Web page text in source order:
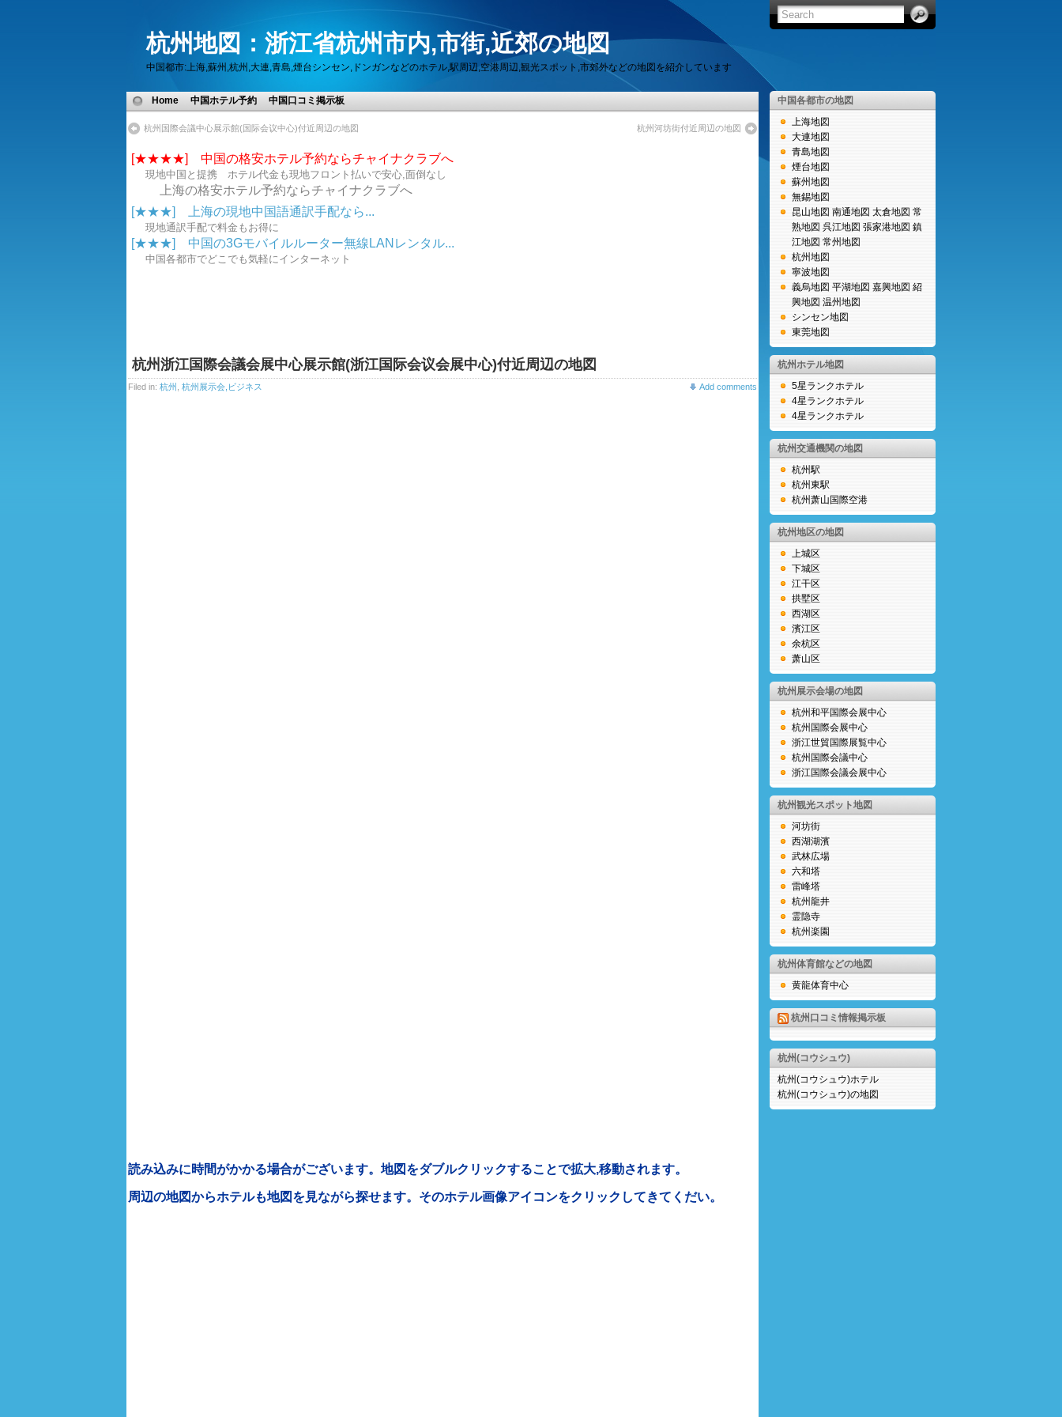
杭州地図：浙江省杭州市内,市街,近郊の地図
中国都市:上海,蘇州,杭州,大連,青島,煙台シンセン,ドンガンなどのホテル,駅周辺,空港周辺,観光スポット,市郊外などの地図を紹介しています
Home 中国ホテル予約 中国口コミ掲示板
杭州国際会議中心展示館(国际会议中心)付近周辺の地図 杭州河坊街付近周辺の地図
[★★★★] 中国の格安ホテル予約ならチャイナクラブへ
現地中国と提携 ホテル代金も現地フロント払いで安心,面倒なし
上海の格安ホテル予約ならチャイナクラブへ
[★★★] 上海の現地中国語通訳手配なら...
現地通訳手配で料金もお得に
[★★★] 中国の3Gモバイルルーター無線LANレンタル...
中国各都市でどこでも気軽にインターネット
杭州浙江国際会議会展中心展示館(浙江国际会议会展中心)付近周辺の地図
Filed in: 杭州 杭州展示会,ビジネス Add comments
読み込みに時間がかかる場合がございます。地図をダブルクリックすることで拡大,移動されます。
周辺の地図からホテルも地図を見ながら探せます。そのホテル画像アイコンをクリックしてきてくだい。
中国各都市の地図
上海地図
大連地図
青島地図
煙台地図
蘇州地図
無錫地図
昆山地図 南通地図 太倉地図 常
熟地図 呉江地図 張家港地図 鎮
江地図 常州地図
杭州地図
寧波地図
義烏地図 平湖地図 嘉興地図 紹
興地図 温州地図
シンセン地図
東莞地図
杭州ホテル地図
5星ランクホテル
4星ランクホテル
4星ランクホテル
杭州交通機関の地図
杭州駅
杭州東駅
杭州萧山国際空港
杭州地区の地図
上城区
下城区
江干区
拱墅区
西湖区
濱江区
余杭区
萧山区
杭州展示会場の地図
杭州和平国際会展中心
杭州国際会展中心
浙江世貿国際展覧中心
杭州国際会議中心
浙江国際会議会展中心
杭州観光スポット地図
河坊街
西湖湖濱
武林広場
六和塔
雷峰塔
杭州龍井
霊隐寺
杭州楽園
杭州体育館などの地図
黄龍体育中心
杭州口コミ情報掲示板
杭州(コウシュウ)
杭州(コウシュウ)ホテル
杭州(コウシュウ)の地図